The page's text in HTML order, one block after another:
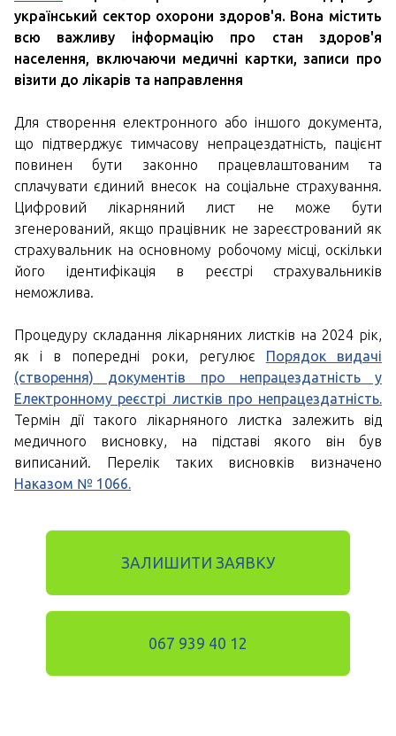
український сектор охорони здоров'я. Вона містить
всю важливу інформацію про стан здоров'я
населення, включаючи медичні картки, записи про
візити до лікарів та направлення
Для створення електронного або іншого документа,
що підтверджує тимчасову непрацездатність, пацієнт
повинен бути законно працевлаштованим та
сплачувати єдиний внесок на соціальне страхування.
Цифровий лікарняний лист не може бути
згенерований, якщо працівник не зареєстрований як
страхувальник на основному робочому місці, оскільки
його ідентифікація в реєстрі страхувальників
неможлива.
Процедуру складання лікарняних листків на 2024 рік,
як і в попередні роки, регулює Порядок видачі
(створення) документів про непрацездатність у
Електронному реєстрі листків про непрацездатність.
Термін дії такого лікарняного листка залежить від
медичного висновку, на підставі якого він був
виписаний. Перелік таких висновків визначено
Наказом № 1066.
ЗАЛИШИТИ ЗАЯВКУ
067 939 40 12